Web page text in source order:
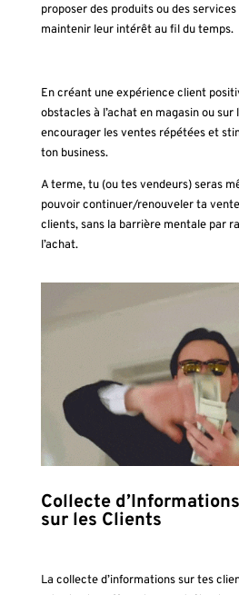
proposer des produits ou des
maintenir leur intérêt au fil du temps.
En créant une expérience client
obstacles à l’achat en magasin ou sur
encourager les ventes répétées et
ton business.
A terme, tu (ou tes vendeurs) seras
pouvoir continuer/renouveler ta
clients, sans la barrière mentale par
l’achat.
Collecte
sur les Clients
La collecte d’informations sur tes